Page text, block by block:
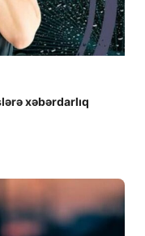
xəbərdarlıq